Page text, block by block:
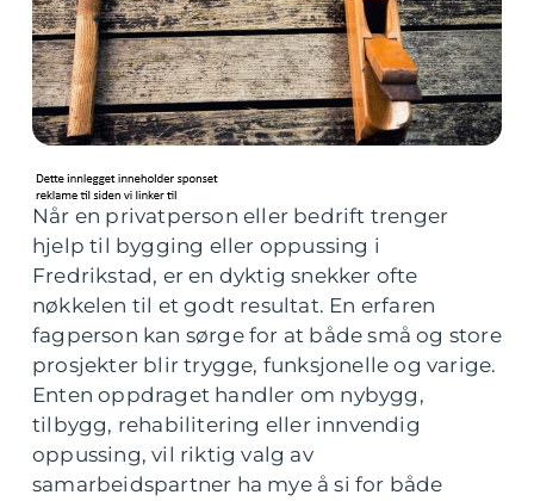
Når en privatperson eller bedrift trenger
hjelp til bygging eller oppussing i
Fredrikstad, er en dyktig snekker ofte
nøkkelen til et godt resultat. En erfaren
fagperson kan sørge for at både små og store
prosjekter blir trygge, funksjonelle og varige.
Enten oppdraget handler om nybygg,
tilbygg, rehabilitering eller innvendig
oppussing, vil riktig valg av
samarbeidspartner ha mye å si for både